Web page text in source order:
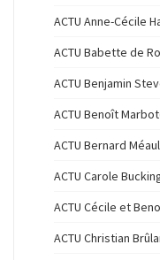
ACTU Anne-Cécile
ACTU Babette de
ACTU Benjamin
ACTU Benoît Marbot
ACTU Bernard
ACTU Carole
ACTU Cécile et
ACTU Christian